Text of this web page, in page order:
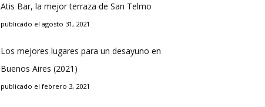
Atis Bar, la mejor terraza de San Telmo
publicado el agosto 31, 2021
Los mejores lugares para un desayuno en
Buenos Aires (2021)
publicado el febrero 3, 2021